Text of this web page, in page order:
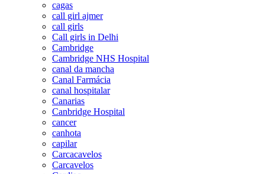
cagas
call girl ajmer
call girls
Call girls in Delhi
Cambridge
Cambridge NHS Hospital
canal da mancha
Canal Farmácia
canal hospitalar
Canarias
Canbridge Hospital
cancer
canhota
capilar
Carcacavelos
Carcavelos